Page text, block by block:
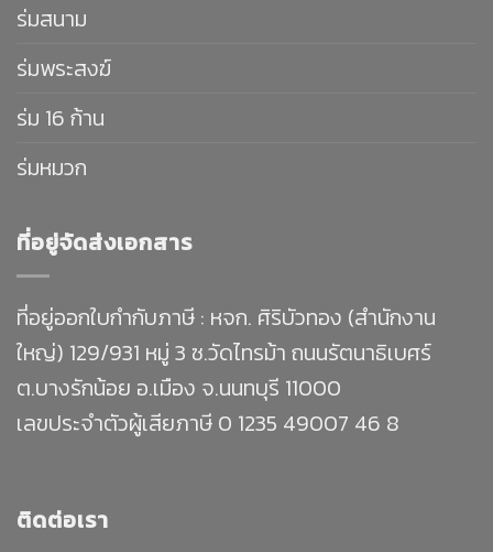
ร่มสนาม
ร่มพระสงฆ์
ร่ม 16 ก้าน
ร่มหมวก
ที่อยู่จัดส่งเอกสาร
ที่อยู่ออกใบกำกับภาษี : หจก. ศิริบัวทอง (สำนักงาน
ใหญ่) 129/931 หมู่ 3 ซ.วัดไทรม้า ถนนรัตนาธิเบศร์
ต.บางรักน้อย อ.เมือง จ.นนทบุรี 11000
เลขประจำตัวผู้เสียภาษี 0 1235 49007 46 8
ติดต่อเรา